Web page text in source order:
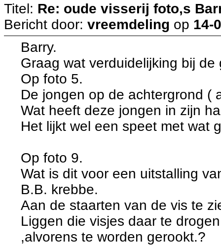
Titel: Re: oude visserij foto,s
Bericht door: vreemdeling op 14-
Barry.
Graag wat verduidelijking bij
Op foto 5.
De jongen op de achtergrond (
Wat heeft deze jongen in zijn
Het lijkt wel een speet met wat
Op foto 9.
Wat is dit voor een uitstalling
B.B. krebbe.
Aan de staarten van de vis te
Liggen die visjes daar te
,alvorens te worden gerookt.?